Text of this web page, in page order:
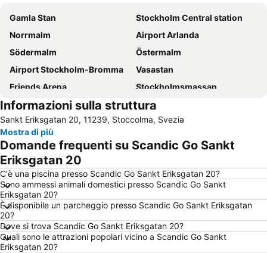
Gamla Stan
Stockholm Central station
Norrmalm
Airport Arlanda
Södermalm
Östermalm
Airport Stockholm-Bromma
Vasastan
Friends Arena
Stockholmsmassan
Djurgarden
Old Town Stockholm
Cityterminalen
Älvsjö
Solna Kyrka
Vasa Museum
Bromma
Konserthuset
Nobel Museum
Cafe Opera
Skansen
Hässelby-Vällingby
Stockholm City Conference Centre
Stortorget
Stockholms Stadion
Globen
Centralbadet
Informazioni sulla struttura
Sankt Eriksgatan 20, 11239, Stoccolma, Svezia
Mostra di più
Domande frequenti su Scandic Go Sankt
Eriksgatan 20
C'è una piscina presso Scandic Go Sankt Eriksgatan 20?
Sono ammessi animali domestici presso Scandic Go Sankt
Eriksgatan 20?
È disponibile un parcheggio presso Scandic Go Sankt Eriksgatan
20?
Dove si trova Scandic Go Sankt Eriksgatan 20?
Quali sono le attrazioni popolari vicino a Scandic Go Sankt
Eriksgatan 20?